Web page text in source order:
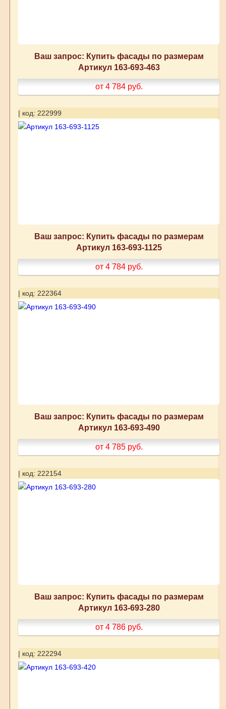
Ваш запрос: Купить фасады по размерам
Артикул 163-693-463
от 4 784 руб.
| код: 222999
Ваш запрос: Купить фасады по размерам
Артикул 163-693-1125
от 4 784 руб.
| код: 222364
Ваш запрос: Купить фасады по размерам
Артикул 163-693-490
от 4 785 руб.
| код: 222154
Ваш запрос: Купить фасады по размерам
Артикул 163-693-280
от 4 786 руб.
| код: 222294